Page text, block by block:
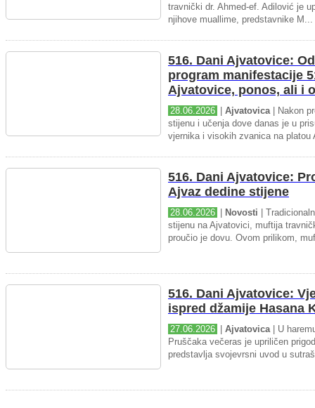
travnički dr. Ahmed-ef. Adilović je
njihove muallime, predstavnike M...
516. Dani Ajvatovice:
program manifestacije
Ajvatovice, ponos, ali i
28.06.2026 Ajvatovica| Nakon
stijenu i učenja dove danas je u
vjernika i visokih zvanica na platou
516. Dani Ajvatovice:
Ajvaz dedine stijene
28.06.2026 Novosti |
stijenu na Ajvatovici, muftija
proučio je dovu. Ovom prilikom,
516. Dani Ajvatovice:
ispred džamije Hasana
27.06.2026 Ajvatovica| U
Pruščaka večeras je upriličen
predstavlja svojevrsni uvod u